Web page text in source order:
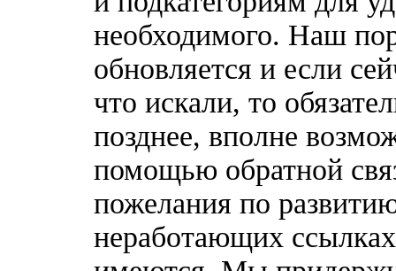
необходимого. Наш
обновляется и если
что искали, то
позднее, вполне
помощью обратной
пожелания по
неработающих